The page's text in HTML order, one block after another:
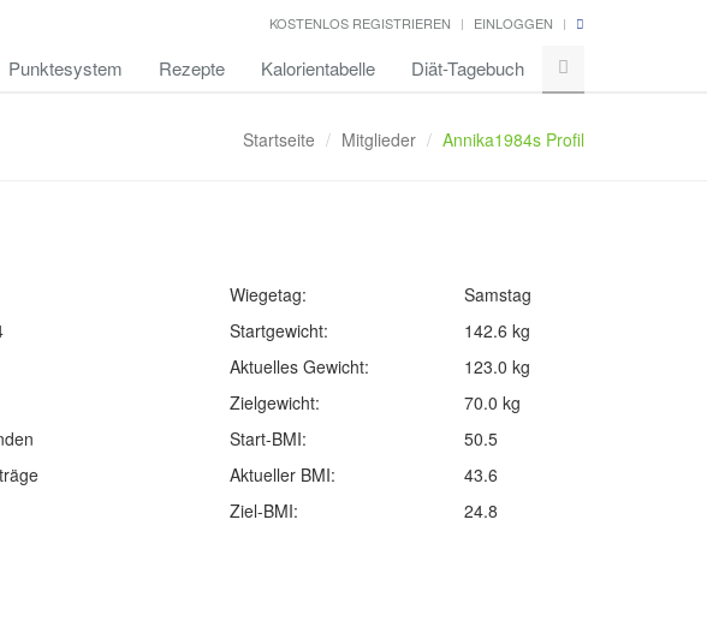
KOSTENLOS REGISTRIEREN EINLOGGEN
Punktesystem Rezepte Kalorientabelle Diät-Tagebuch
Startseite Mitglieder Annika1984s Profil
Wiegetag:
Samstag
Startgewicht:
142.6 kg
Aktuelles Gewicht:
123.0 kg
Zielgewicht:
70.0 kg
Start-BMI:
50.5
Aktueller BMI:
43.6
Ziel-BMI: 24.8